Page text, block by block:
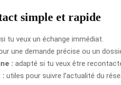
simple et rapide
tu veux un échange immédiat.
une demande précise ou un
: adapté si tu veux être
: utiles pour suivre l’actualité du